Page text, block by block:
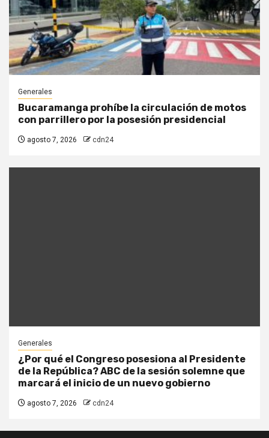
Generales
Bucaramanga prohíbe la circulación de motos
con parrillero por la posesión presidencial
agosto 7, 2026 cdn24
Generales
¿Por qué el Congreso posesiona al Presidente
de la República? ABC de la sesión solemne que
marcará el inicio de un nuevo gobierno
agosto 7, 2026 cdn24